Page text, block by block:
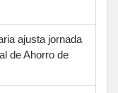
ajusta jornada
de Ahorro de